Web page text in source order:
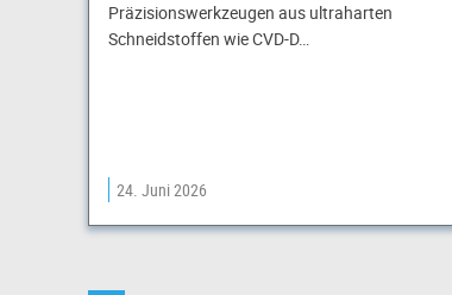
Präzisionswerkzeugen aus ultraharten
Schneidstoffen wie CVD-D…
24. Juni 2026